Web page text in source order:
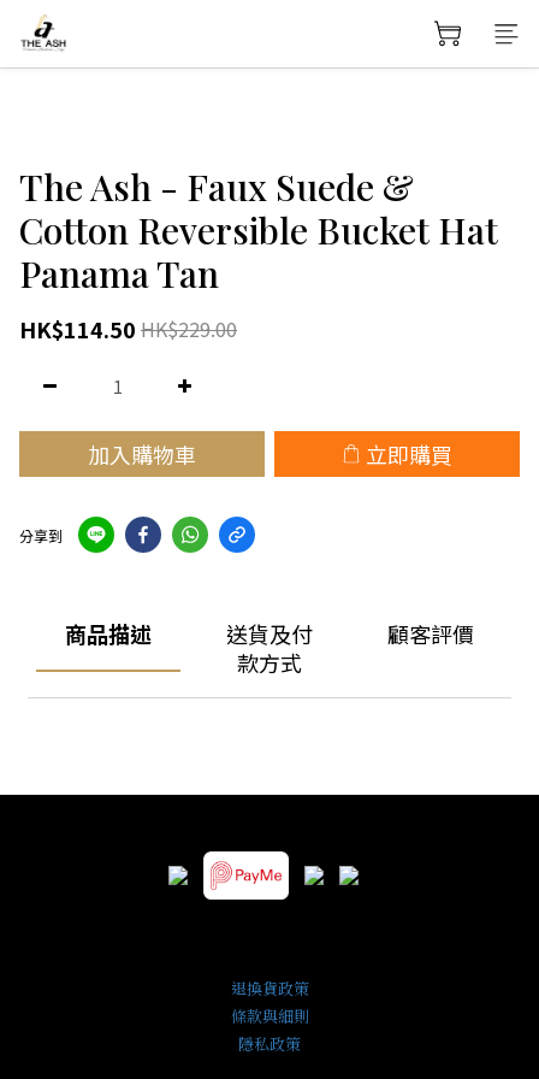
The Ash - Faux Suede &
Cotton Reversible Bucket Hat
Panama Tan
HK$114.50 HK$229.00
加入購物車 立即購買
分享到
商品描述
送貨及付
款方式
顧客評價
退換貨政策
條款與細則
隱私政策